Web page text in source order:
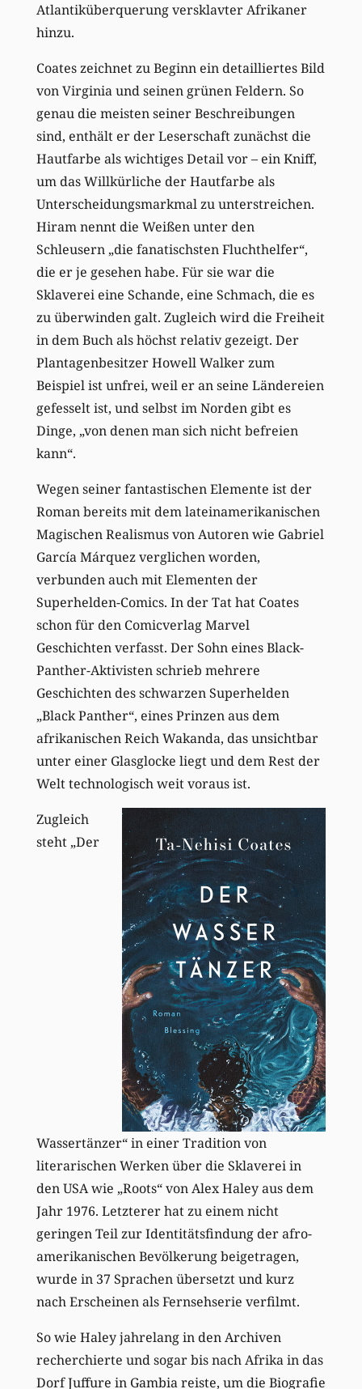
Atlantiküberquerung versklavter Afrikaner
hinzu.
Coates zeichnet zu Beginn ein detailliertes Bild
von Virginia und seinen grünen Feldern. So
genau die meisten seiner Beschreibungen
sind, enthält er der Leserschaft zunächst die
Hautfarbe als wichtiges Detail vor – ein Kniff,
um das Willkürliche der Hautfarbe als
Unterscheidungsmarkmal zu unterstreichen.
Hiram nennt die Weißen unter den
Schleusern „die fanatischsten Fluchthelfer“,
die er je gesehen habe. Für sie war die
Sklaverei eine Schande, eine Schmach, die es
zu überwinden galt. Zugleich wird die Freiheit
in dem Buch als höchst relativ gezeigt. Der
Plantagenbesitzer Howell Walker zum
Beispiel ist unfrei, weil er an seine Ländereien
gefesselt ist, und selbst im Norden gibt es
Dinge, „von denen man sich nicht befreien
kann“.
Wegen seiner fantastischen Elemente ist der
Roman bereits mit dem lateinamerikanischen
Magischen Realismus von Autoren wie Gabriel
García Márquez verglichen worden,
verbunden auch mit Elementen der
Superhelden-Comics. In der Tat hat Coates
schon für den Comicverlag Marvel
Geschichten verfasst. Der Sohn eines Black-
Panther-Aktivisten schrieb mehrere
Geschichten des schwarzen Superhelden
„Black Panther“, eines Prinzen aus dem
afrikanischen Reich Wakanda, das unsichtbar
unter einer Glasglocke liegt und dem Rest der
Welt technologisch weit voraus ist.
Zugleich
steht „Der
Wassertänzer“ in einer Tradition von
literarischen Werken über die Sklaverei in
den USA wie „Roots“ von Alex Haley aus dem
Jahr 1976. Letzterer hat zu einem nicht
geringen Teil zur Identitätsfindung der afro-
amerikanischen Bevölkerung beigetragen,
wurde in 37 Sprachen übersetzt und kurz
nach Erscheinen als Fernsehserie verfilmt.
So wie Haley jahrelang in den Archiven
recherchierte und sogar bis nach Afrika in das
Dorf Juffure in Gambia reiste, um die Biografie